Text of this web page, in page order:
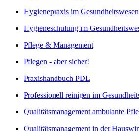
Hygienepraxis im Gesundheitswesen
Hygieneschulung im
Pflege & Management
Pflegen - aber sicher!
Praxishandbuch PDL
Professionell reinigen im
Qualitätsmanagement ambulante
Qualitätsmanagement in der